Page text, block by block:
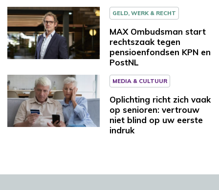
GELD, WERK & RECHT
MAX Ombudsman start
rechtszaak tegen
pensioenfondsen KPN en
PostNL
MEDIA & CULTUUR
Oplichting richt zich vaak
op senioren: vertrouw
niet blind op uw eerste
indruk